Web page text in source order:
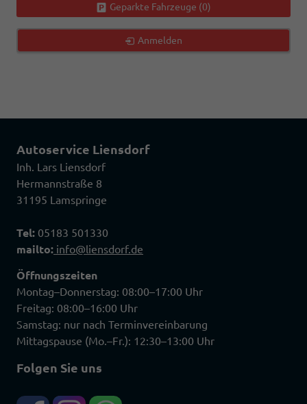
Geparkte Fahrzeuge (0)
Anmelden
Autoservice Liensdorf
Inh. Lars Liensdorf
Hermannstraße 8
31195 Lamspringe
Tel: 05183 501330
mailto: info@liensdorf.de
Öffnungszeiten
Montag–Donnerstag: 08:00–17:00 Uhr
Freitag: 08:00–16:00 Uhr
Samstag: nur nach Terminvereinbarung
Mittagspause (Mo.–Fr.): 12:30–13:00 Uhr
Folgen Sie uns